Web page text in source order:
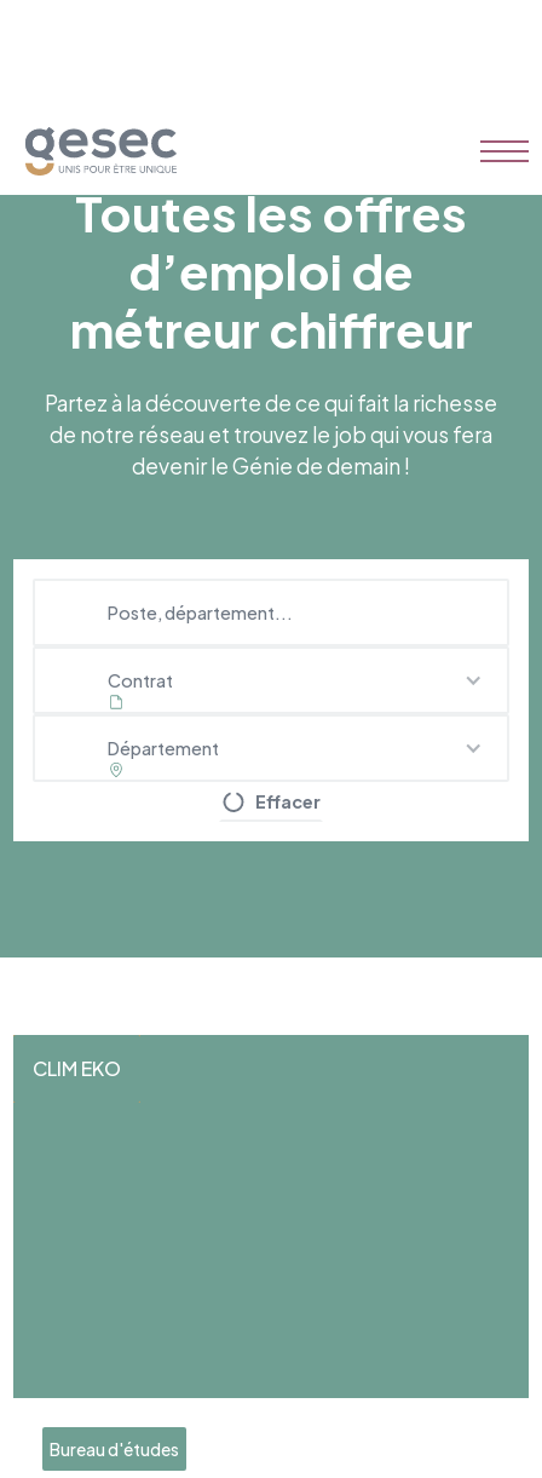
Toutes les offres
d’emploi de
métreur chiffreur
Partez à la découverte de ce qui fait la richesse
de notre réseau et trouvez le job qui vous fera
devenir le Génie de demain !
Contrat
Département
Effacer
CLIM EKO
Bureau d'études